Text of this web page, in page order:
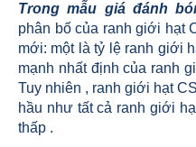
Trong mẫu giá đánh
phân bố của ranh giới hạt
mới: một là tỷ lệ ranh giới
mạnh nhất định của ranh
Tuy nhiên , ranh giới hạt
hầu như tất cả ranh giới
thấp .